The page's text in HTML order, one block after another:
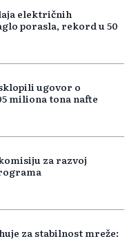
električnih
porasla, rekord u 50
ugovor o
miliona tona nafte
za razvoj
za stabilnost mreže: